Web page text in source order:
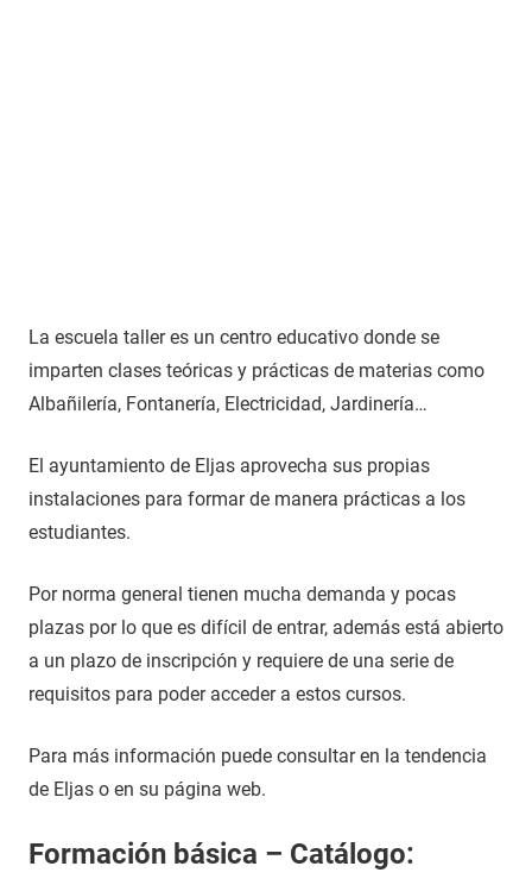
La escuela taller es un centro educativo donde se
imparten clases teóricas y prácticas de materias como
Albañilería, Fontanería, Electricidad, Jardinería…
El ayuntamiento de Eljas aprovecha sus propias
instalaciones para formar de manera prácticas a los
estudiantes.
Por norma general tienen mucha demanda y pocas
plazas por lo que es difícil de entrar, además está abierto
a un plazo de inscripción y requiere de una serie de
requisitos para poder acceder a estos cursos.
Para más información puede consultar en la tendencia
de Eljas o en su página web.
Formación básica – Catálogo: